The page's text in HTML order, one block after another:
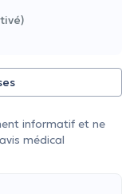
informatif et ne
médical